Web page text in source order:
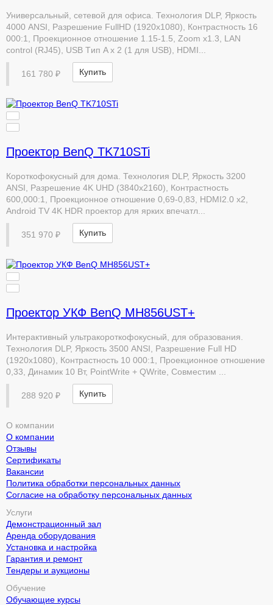
Универсальный, сетевой для офиса. Технология DLP, Яркость
4000 ANSI, Разрешение FullHD (1920х1080), Контрастность 16
000:1, Проекционное отношение 1.15-1.5, Zoom х1.3, LAN
control (RJ45), USB Tип A х 2 (1 для USB), HDMI...
161 780 ₽ Купить
Проектор BenQ TK710STi
Короткофокусный для дома. Технология DLP, Яркость 3200
ANSI, Разрешение 4K UHD (3840x2160), Контрастность
600,000:1, Проекционное отношение 0,69-0,83, HDMI2.0 x2,
Android TV 4K HDR проектор для ярких впечатл...
351 970 ₽ Купить
Проектор УКФ BenQ MH856UST+
Интерактивный ультракороткофокусный, для образования.
Технология DLP, Яркость 3500 ANSI, Разрешение Full HD
(1920х1080), Контрастность 10 000:1, Проекционное отношение
0,33, Динамик 10 Вт, PointWrite + QWrite, Совместим ...
288 920 ₽ Купить
О компании
О компании
Отзывы
Сертификаты
Вакансии
Политика обработки персональных данных
Согласие на обработку персональных данных
Услуги
Демонстрационный зал
Аренда оборудования
Установка и настройка
Гарантия и ремонт
Тендеры и аукционы
Обучение
Обучающие курсы